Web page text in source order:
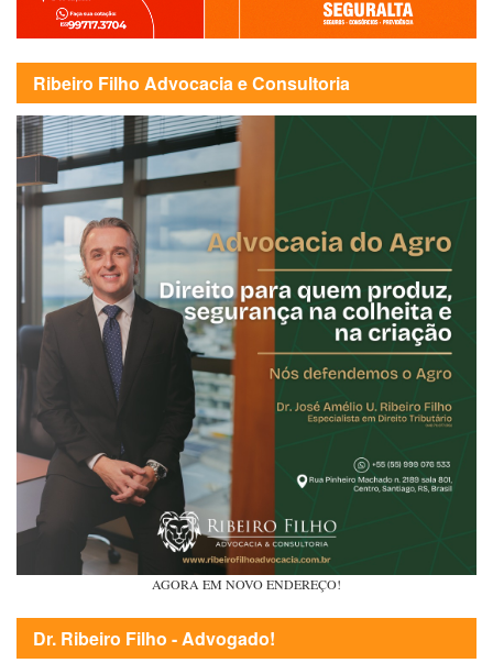
Ribeiro Filho Advocacia e Consultoria
AGORA EM NOVO ENDEREÇO!
Dr. Ribeiro Filho - Advogado!